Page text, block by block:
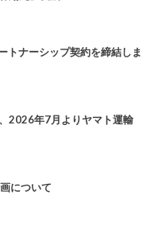
トナーシップ契約を締結しま
2026年7月よりヤマト運輸
について